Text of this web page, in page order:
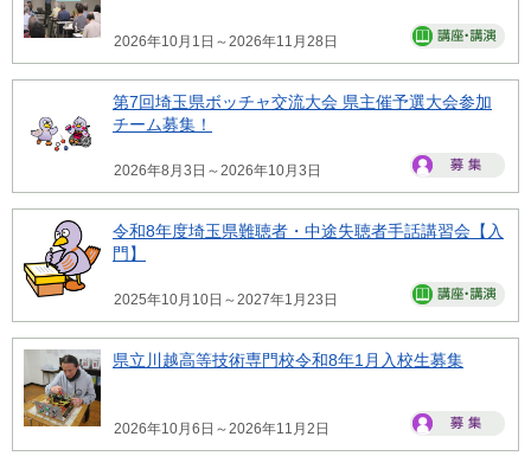
2026年10月1日～2026年11月28日
第7回埼玉県ボッチャ交流大会 県主催予選大会参加
チーム募集！
2026年8月3日～2026年10月3日
令和8年度埼玉県難聴者・中途失聴者手話講習会【入
門】
2025年10月10日～2027年1月23日
県立川越高等技術専門校令和8年1月入校生募集
2026年10月6日～2026年11月2日